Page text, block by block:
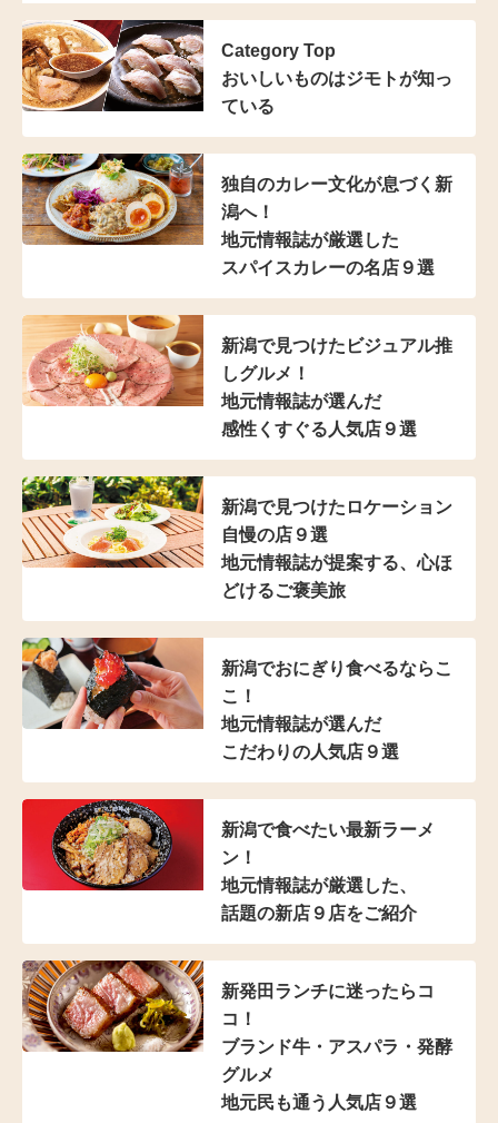
Category Top
おいしいものはジモトが知っ
ている
独自のカレー文化が息づく新
潟へ！
地元情報誌が厳選した
スパイスカレーの名店９選
新潟で見つけた ビジュアル推
しグルメ！
地元情報誌が選んだ
感性くすぐる人気店９選
新潟で見つけた ロケーション
自慢の店９選
地元情報誌が提案する、心ほ
どけるご褒美旅
新潟でおにぎり食べるならこ
こ！
地元情報誌が選んだ
こだわりの人気店９選
新潟で食べたい最新ラーメ
ン！
地元情報誌が厳選した、
話題の新店９店をご紹介
新発田ランチに迷ったらコ
コ！
ブランド牛・アスパラ ・発酵
グルメ
地元民も通う人気店９選